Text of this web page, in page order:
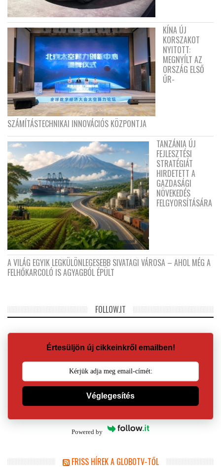
KÍNA ÚJ
KORSZAKOT
NYITOTT:
MEGNYÍLT AZ
ORSZÁG ELSŐ
ŰR-
SZÁMÍTÁSTECHNIKAI INNOVÁCIÓS KÖZPONTJA
TANZÁNIA ÚJ
FEJLESZTÉSI
STRATÉGIÁT
HIRDETETT A
GAZDASÁGI
NÖVEKEDÉS
FELGYORSÍTÁSÁRA
A VILÁG EGYIK LEGKÜLÖNLEGESEBB SIVATAGI VÁROSA – AHOL MÉG A
FELHŐKARCOLÓ IS AGYAGBÓL ÉPÜLT
FOLLOW.IT
Értesüljön új cikkeinkről emailben!
Véglegesítés
Powered by
FRISS HÍREK A GLOBOTV-TŐL